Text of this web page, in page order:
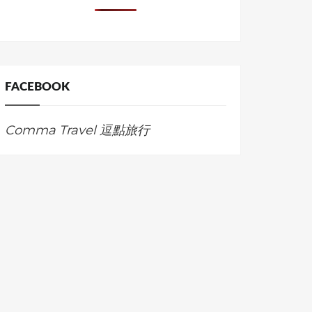
FACEBOOK
Comma Travel 逗點旅行